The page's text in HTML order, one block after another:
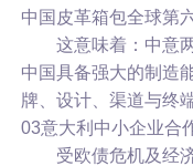
中国皮革箱包全球第
这意味着：中意两
中国具备强大的制造
牌、设计、渠道与终
03意大利中小企业合
受欧债危机及经济